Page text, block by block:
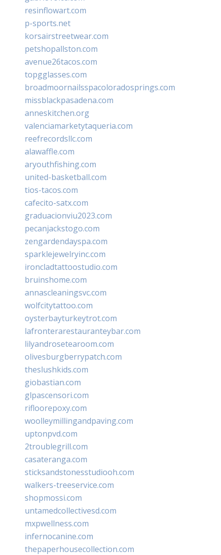
resinflowart.com
p-sports.net
korsairstreetwear.com
petshopallston.com
avenue26tacos.com
topgglasses.com
broadmoornailsspacoloradosprings.com
missblackpasadena.com
anneskitchen.org
valenciamarketytaqueria.com
reefrecordsllc.com
alawaffle.com
aryouthfishing.com
united-basketball.com
tios-tacos.com
cafecito-satx.com
graduacionviu2023.com
pecanjackstogo.com
zengardendayspa.com
sparklejewelryinc.com
ironcladtattoostudio.com
bruinshome.com
annascleaningsvc.com
wolfcitytattoo.com
oysterbayturkeytrot.com
lafronterarestauranteybar.com
lilyandrosetearoom.com
olivesburgberrypatch.com
theslushkids.com
giobastian.com
glpascensori.com
rifloorepoxy.com
woolleymillingandpaving.com
uptonpvd.com
2troublegrill.com
casateranga.com
sticksandstonesstudiooh.com
walkers-treeservice.com
shopmossi.com
untamedcollectivesd.com
mxpwellness.com
infernocanine.com
thepaperhousecollection.com